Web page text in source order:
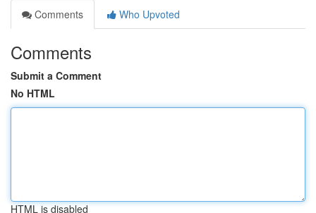
Comments
Who Upvoted
Comments
Submit a Comment
No HTML
HTML is disabled